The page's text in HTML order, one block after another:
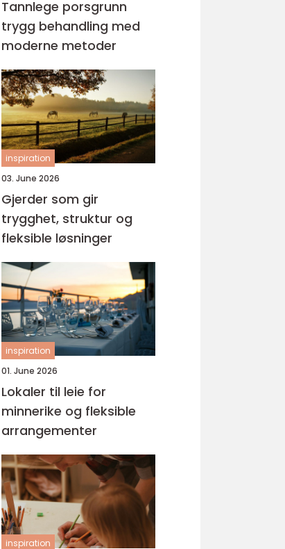
Tannlege porsgrunn
trygg behandling med
moderne metoder
inspiration
03. June 2026
Gjerder som gir
trygghet, struktur og
fleksible løsninger
inspiration
01. June 2026
Lokaler til leie for
minnerike og fleksible
arrangementer
inspiration